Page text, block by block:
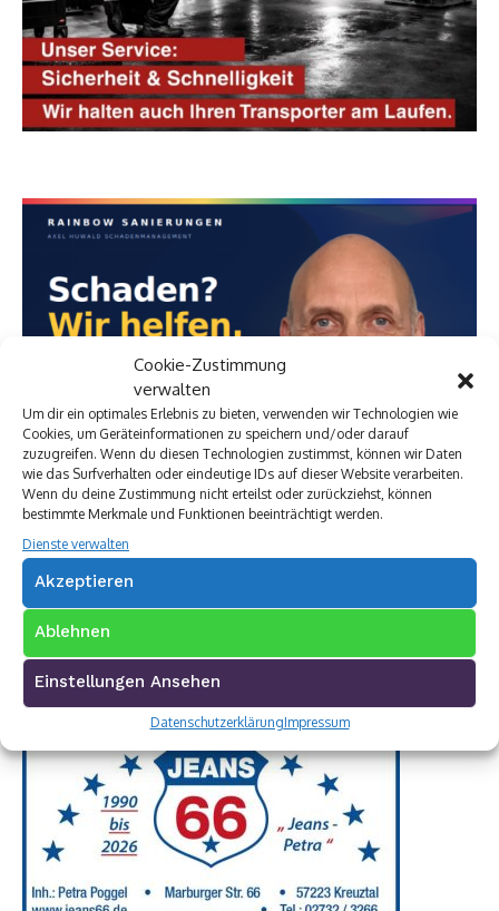
Cookie-Zustimmung
verwalten
Um dir ein optimales Erlebnis zu bieten, verwenden wir Technologien wie
Cookies, um Geräteinformationen zu speichern und/oder darauf
zuzugreifen. Wenn du diesen Technologien zustimmst, können wir Daten
wie das Surfverhalten oder eindeutige IDs auf dieser Website verarbeiten.
Wenn du deine Zustimmung nicht erteilst oder zurückziehst, können
bestimmte Merkmale und Funktionen beeinträchtigt werden.
Dienste verwalten
Akzeptieren
Ablehnen
Einstellungen Ansehen
DatenschutzerklärungImpressum